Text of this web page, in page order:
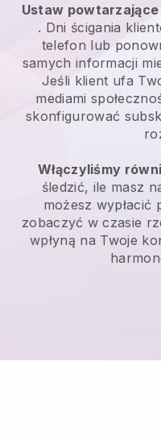
Ustaw
. Dni ścigania
telefon lub
samych informacji
Jeśli klient ufa
mediami
skonfigurować
Włączyliśmy
śledzić, ile masz
możesz wypłacić
zobaczyć w czasie
wpłyną na Twoje